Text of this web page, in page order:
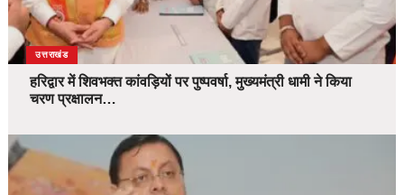
उत्तराखंड
हरिद्वार में शिवभक्त कांवड़ियों पर पुष्पवर्षा, मुख्यमंत्री धामी ने किया
चरण प्रक्षालन…